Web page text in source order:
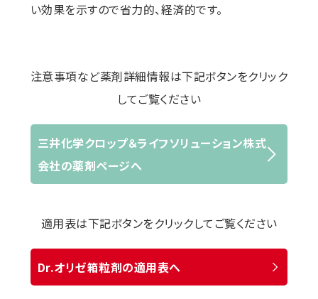
い効果を示すので省力的、経済的です。
注意事項など薬剤詳細情報は下記ボタンをクリック
してご覧ください
三井化学クロップ＆ライフソリューション株式
会社の薬剤ページへ
適用表は下記ボタンをクリックしてご覧ください
Dr.オリゼ箱粒剤の適用表へ